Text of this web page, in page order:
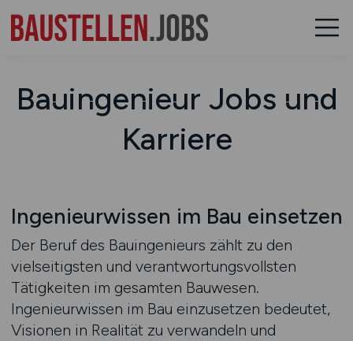
Bauingenieur Jobs und
Karriere
Ingenieurwissen im Bau einsetzen
Der Beruf des Bauingenieurs zählt zu den
vielseitigsten und verantwortungsvollsten
Tätigkeiten im gesamten Bauwesen.
Ingenieurwissen im Bau einzusetzen bedeutet,
Visionen in Realität zu verwandeln und